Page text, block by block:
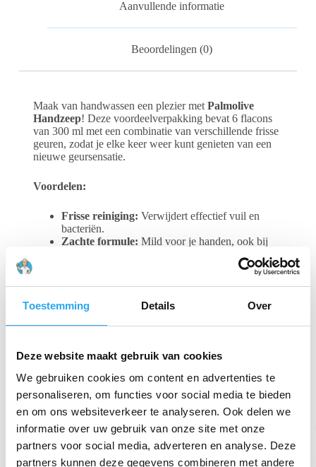
Toestemming Details Over
Deze website maakt gebruik van cookies
We gebruiken cookies om content en advertenties te
personaliseren, om functies voor social media te bieden
en om ons websiteverkeer te analyseren. Ook delen we
informatie over uw gebruik van onze site met onze
partners voor social media, adverteren en analyse. Deze
partners kunnen deze gegevens combineren met andere
Aanvullende informatie
Beoordelingen (0)
Maak van handwassen een plezier met Palmolive
Handzeep! Deze voordeelverpakking bevat 6 flacons
van 300 ml met een combinatie van verschillende frisse
geuren, zodat je elke keer weer kunt genieten van een
nieuwe geursensatie.
Voordelen:
Frisse reiniging: Verwijdert effectief vuil en
bacteriën.
Zachte formule: Mild voor je handen, ook bij
Een mix van heerlijke
Palmolive geuren voor een aangename ervaring.
Voordeelverpakking:6 flacons van 300 ml voor